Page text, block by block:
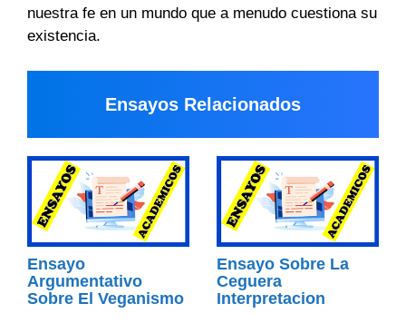
nuestra fe en un mundo que a menudo cuestiona su
existencia.
Ensayos Relacionados
Ensayo
Argumentativo
Sobre El Veganismo
Ensayo Sobre La
Ceguera
Interpretacion